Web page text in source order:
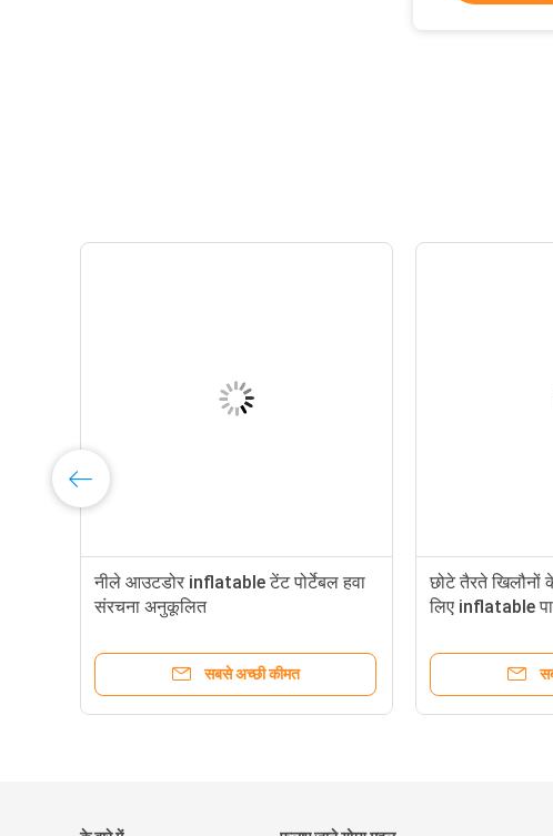
नीले आउटडोर inflatable टेंट पोर्टेबल हवा
संरचना अनुकूलित
सबसे अच्छी कीमत
छोटे तैरते
लिए inflatable